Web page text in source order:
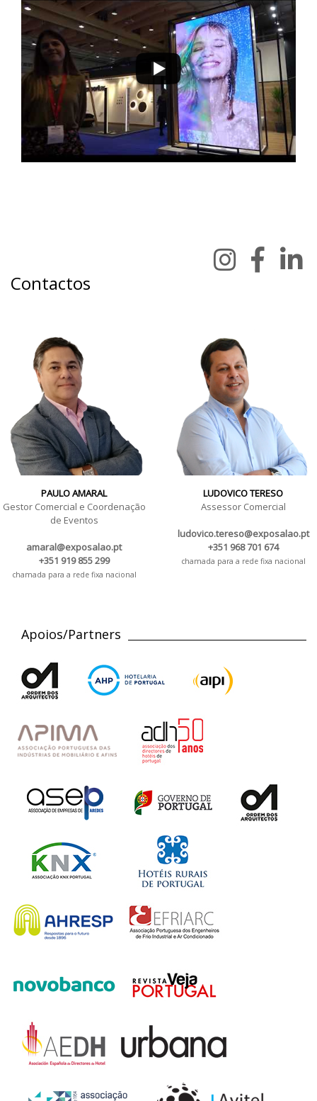
Contactos
PAULO AMARAL
Gestor Comercial e Coordenação
de Eventos
amaral@exposalao.pt
+351 919 855 299
chamada para a rede fixa nacional
LUDOVICO TERESO
Assessor Comercial
ludovico.tereso@exposalao.pt
+351 968 701 674
chamada para a rede fixa nacional
Apoios/Partners